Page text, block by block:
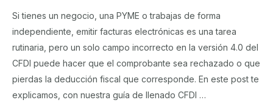
Si tienes un negocio, una PYME o trabajas de forma
independiente, emitir facturas electrónicas es una tarea
rutinaria, pero un solo campo incorrecto en la versión 4.0 del
CFDI puede hacer que el comprobante sea rechazado o que
pierdas la deducción fiscal que corresponde. En este post te
explicamos, con nuestra guía de llenado CFDI …